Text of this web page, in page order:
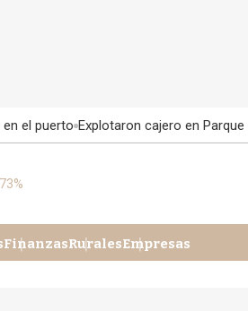
el puerto Explotaron cajero en
FinanzasRuralesEmpresas